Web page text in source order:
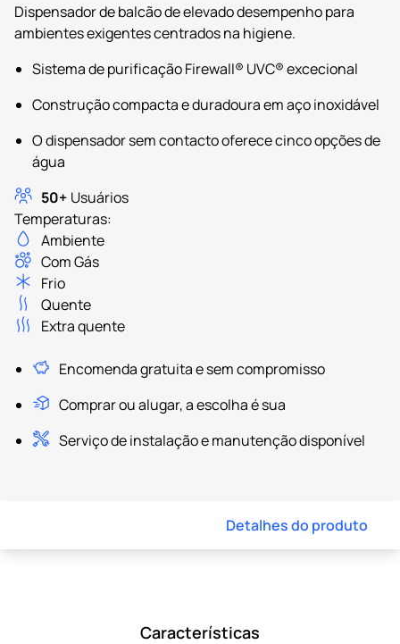
Dispensador de balcão de elevado desempenho para
ambientes exigentes centrados na higiene.
Sistema de purificação Firewall® UVC® excecional
Construção compacta e duradoura em aço inoxidável
O dispensador sem contacto oferece cinco opções de
água
50+ Usuários
Temperaturas:
Ambiente
Com Gás
Frio
Quente
Extra quente
Encomenda gratuita e sem compromisso
Comprar ou alugar, a escolha é sua
Serviço de instalação e manutenção disponível
Detalhes do produto
Características